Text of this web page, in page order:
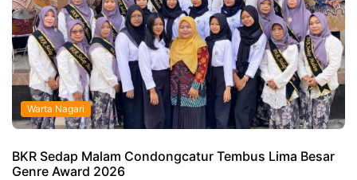
Warta Nagari
BKR Sedap Malam Condongcatur Tembus Lima Besar
Genre Award 2026